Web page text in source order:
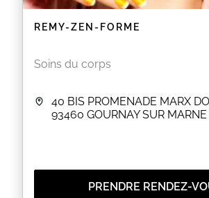
REMY-ZEN-FORME
Soins du corps
40 BIS PROMENADE MARX
93460 GOURNAY SUR MARNE
PRENDRE RENDEZ-